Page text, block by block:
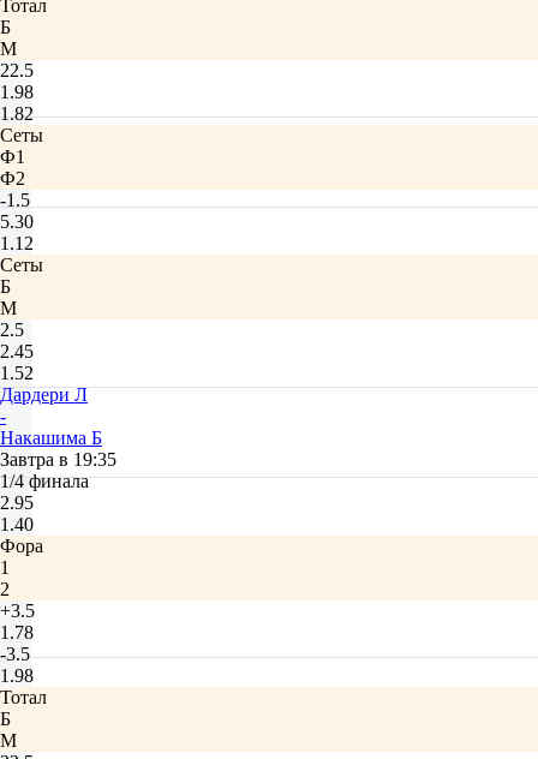
Тотал
Б
М
22.5
1.98
1.82
Сеты
Ф1
Ф2
-1.5
5.30
1.12
Сеты
Б
М
2.5
2.45
1.52
Дардери Л
-
Накашима Б
Завтра в 19:35
1/4 финала
2.95
1.40
Фора
1
2
+3.5
1.78
-3.5
1.98
Тотал
Б
М